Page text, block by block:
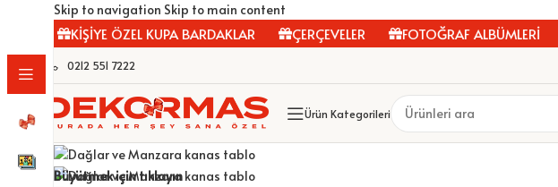
Skip to navigation Skip to main content
KİŞİYE ÖZEL KUPA BARDAKLAR ÇERÇEVELER FOTOĞRAF ALBÜMLERİ
0212 551 7222
Ürün Kategorileri
Büyütmek için tıklayın